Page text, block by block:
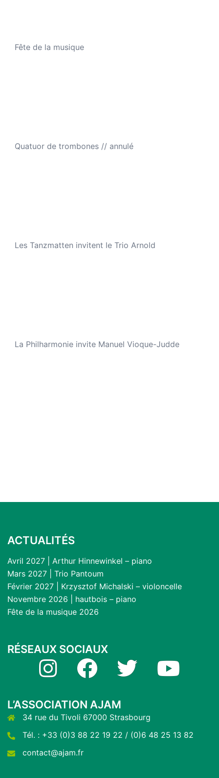
Fête de la musique
Quatuor de trombones // annulé
Les Tanzmatten invitent le Trio Arnold
La Philharmonie invite Manuel Vioque-Judde
ACTUALITÉS
Avril 2027 | Arthur Hinnewinkel – piano
Mars 2027 | Trio Pantoum
Février 2027 | Krzysztof Michalski – violoncelle
Novembre 2026 | hautbois – piano
Fête de la musique 2026
RÉSEAUX SOCIAUX
Instagram Facebook Twitter
L’ASSOCIATION AJAM
34 rue du Tivoli 67000 Strasbourg
Tél. : +33 (0)3 88 22 19 22 / (0)6 48 25 13 82
contact@ajam.fr